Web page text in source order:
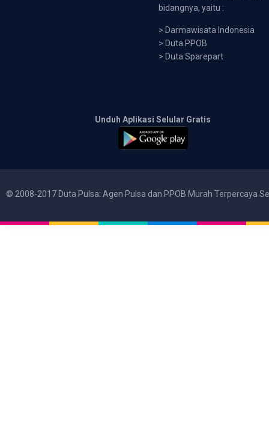
bidangnya, yaitu :
> Darmawisata Indonesia
> Duta PPOB
> Duta Sparepart
Unduh Aplikasi Selular Gratis
© 2008-2017 Duta Pulsa: Agen Pulsa dan PPOB Murah Terpercaya